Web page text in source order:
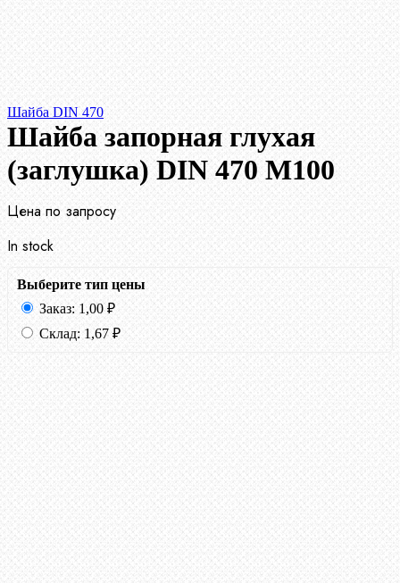
Шайба DIN 470
Шайба запорная глухая
(заглушка) DIN 470 М100
Цена по запросу
In stock
Выберите тип цены
Заказ: 1,00 ₽
Склад: 1,67 ₽